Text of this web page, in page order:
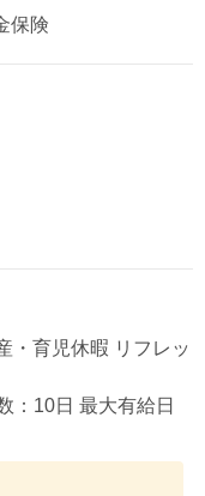
保険
・育児休暇 リフレッ
：10日 最大有給日